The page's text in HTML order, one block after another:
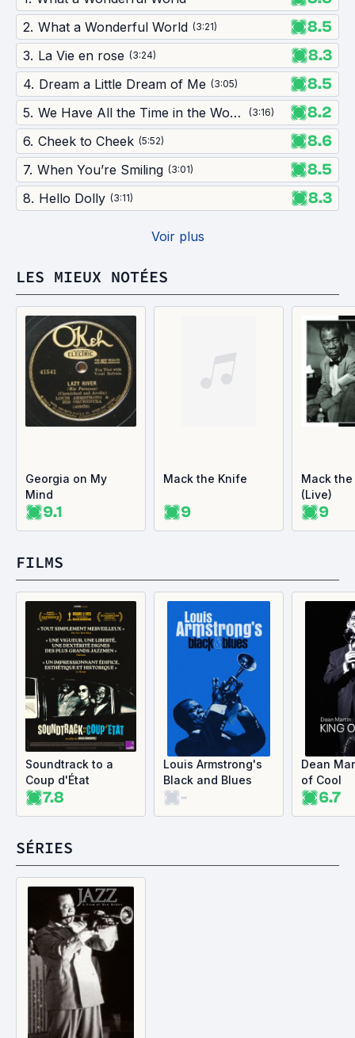
2. What a Wonderful World (3:21) 8.5
3. La Vie en rose (3:24) 8.3
4. Dream a Little Dream of Me (3:05) 8.5
5. We Have All the Time in the World (3:16) 8.2
6. Cheek to Cheek (5:52) 8.6
7. When You’re Smiling (3:01) 8.5
8. Hello Dolly (3:11) 8.3
Voir plus
LES MIEUX NOTÉES
Georgia on My
Mind
9.1
Mack the Knife
9
Mack
(Live)
9
FILMS
Soundtrack to a
Coup d'État
7.8
Louis Armstrong's
Black and Blues
-
Dean
of Cool
6.7
SÉRIES